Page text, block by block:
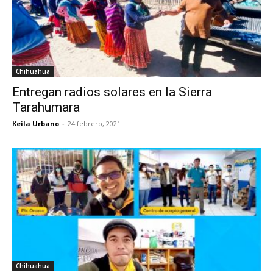
Chihuahua
Entregan radios solares en la Sierra
Tarahumara
Keila Urbano - 24 febrero, 2021
Chihuahua